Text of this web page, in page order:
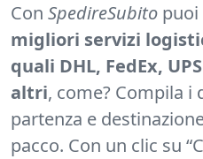
Con SpedireSubito puoi
migliori servizi
quali DHL, FedEx,
altri, come? Compila i
partenza e
pacco. Con un clic su